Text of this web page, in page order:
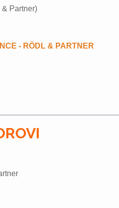
& Partner)
- RÖDL & PARTNER